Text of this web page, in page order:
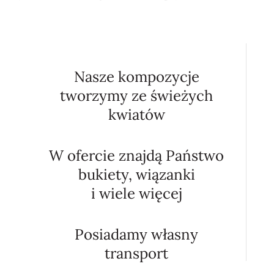
Nasze kompozycje
tworzymy ze świeżych
kwiatów
W ofercie znajdą Państwo
bukiety, wiązanki
i wiele więcej
Posiadamy własny
transport